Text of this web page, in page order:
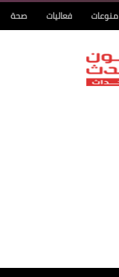
منوعات فعاليات صحة